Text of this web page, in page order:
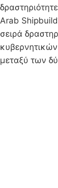
Arab
σειρά
μεταξύ των